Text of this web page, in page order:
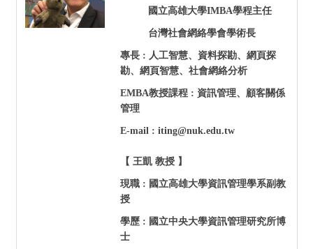
國立高雄大學IMBA學程主任
台灣社會網絡學會學術長
專長 : 人工智慧、資料探勘、網頁探
勘、網頁智慧、社會網絡分析
EMBA教授課程 : 資訊管理、顧客關係
管理
E-mail : iting@nuk.edu.tw
【 王凱 教授 】
現職 : 國立高雄大學資訊管理學系副教
授
學歷 : 國立中央大學資訊管理研究所博
士